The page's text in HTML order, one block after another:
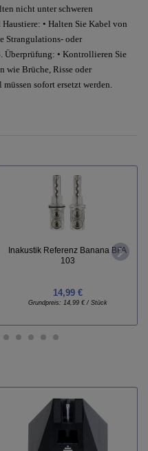
nicht unter schweren
• Halten Sie Kabel von
Strangulations- oder
Überprüfung: • Kontrollieren Sie
wie Brüche, Risse oder
sofort ersetzt werden.
Inakustik Referenz Banana BFA
103
14,99 €
Grundpreis: 14,99 € / Stück